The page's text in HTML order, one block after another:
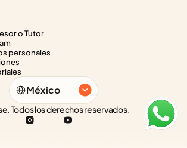
o Tutor
personales
Select Language
México
Todos los derechos reservados.